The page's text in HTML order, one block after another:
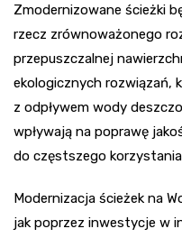
Zmodernizowane ścieżki
rzecz zrównoważonego
przepuszczalnej
ekologicznych rozwiązań,
z odpływem wody
wpływają na poprawę
do częstszego
Modernizacja ścieżek na
jak poprzez inwestycje w